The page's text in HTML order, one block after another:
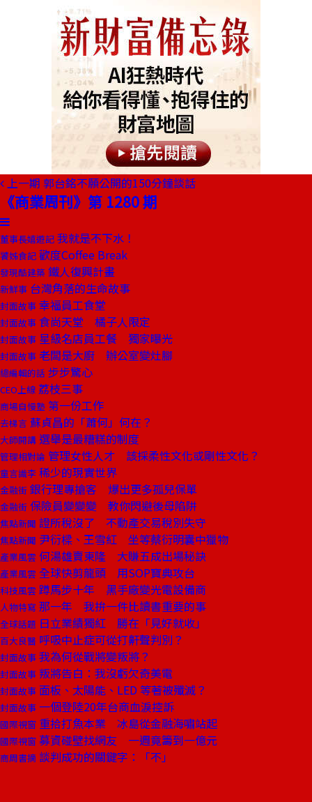
上一期 郭台銘不願公開的150分鐘談話
《商業周刊》第 1280 期
董事長嬉遊記 我就是不下水！
饕姊食記 歡度Coffee Break
發現酷建築 鐵人復興計畫
新鮮事 台灣角落的生命故事
封面故事 幸福員工食堂
封面故事 食尚天堂 橘子人限定
封面故事 星級名店員工餐 獨家曝光
封面故事 老闆是大廚 辦公室變灶腳
總編輯的話 步步驚心
CEO上線 荔枝三事
商場自慢塾 第一份工作
去梯言 蘇貞昌的「蕭何」何在？
大師開講 選舉是最糟糕的制度
管理相對論 管理女性人才 該採柔性文化或剛性文化？
童言識李 稀少的現實世界
金融街 銀行理專搶客 爆出更多孤兒保單
金融街 保險員變變變 教你閃避後母陷阱
焦點新聞 證所稅沒了 不動產交易稅別失守
焦點新聞 尹衍樑、王雪紅 坐等蔡衍明囊中獵物
產業風雲 何湯雄賣東隆 大賺五成出場秘訣
產業風雲 全球快剪龍頭 用SOP寶典攻台
科技風雲 蹲馬步十年 黑手廠變光電設備商
人物特寫 那一年 我拚一件比讀書重要的事
全球話題 日立業績獨紅 勝在「見好就收」
百大良醫 呼吸中止症可從打鼾聲判別？
封面故事 我為何從戰將變叛將？
封面故事 叛將告白：我沒虧欠奇美電
封面故事 面板、太陽能、LED 等著被殲滅？
封面故事 一個登陸20年台商血淚控訴
國際視窗 重拾打魚本業 冰島從金融海嘯站起
國際視窗 募資碰壁找網友 一週竟籌到一億元
商周書摘 談判成功的關鍵字：「不」